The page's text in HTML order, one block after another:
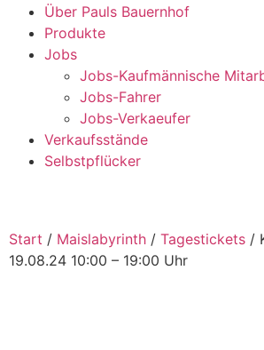
Über Pauls Bauernhof
Produkte
Jobs
Jobs-Kaufmännische
Jobs-Fahrer
Jobs-Verkaeufer
Verkaufsstände
Selbstpflücker
Start / Maislabyrinth / Tagestickets /
19.08.24 10:00 – 19:00 Uhr